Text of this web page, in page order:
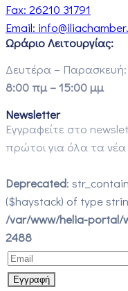
Fax: 26210 31791
Email:
Ωράριο Λειτουργίας:
Δευτέρα – Παρασκευή:
8:00 πμ – 15:00 μμ
Newsletter
Εγγραφείτε στο
πρώτοι για όλα τα
Deprecated:
($haystack) of type
/var/www/helia-portal/
2488